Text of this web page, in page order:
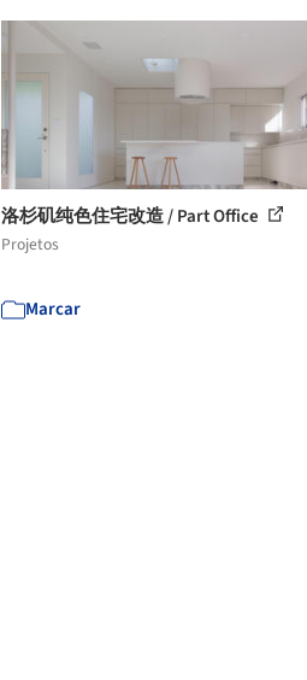
洛杉矶纯色住宅改造 / Part Office
Projetos
Marcar